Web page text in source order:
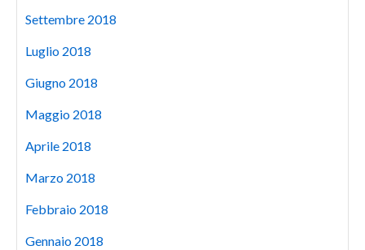
Settembre 2018
Luglio 2018
Giugno 2018
Maggio 2018
Aprile 2018
Marzo 2018
Febbraio 2018
Gennaio 2018